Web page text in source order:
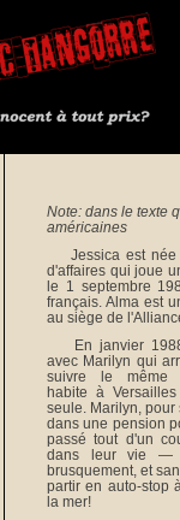
Note: dans le texte
américaines
Jessica est née
d'affaires qui joue
le 1 septembre
français. Alma est
au siège de
En janvier
avec Marilyn qui
suivre le même
habite à
seule. Marilyn, pour
dans une pension
passé tout d'un
dans leur vie —
brusquement, et
partir en auto-stop
la mer!